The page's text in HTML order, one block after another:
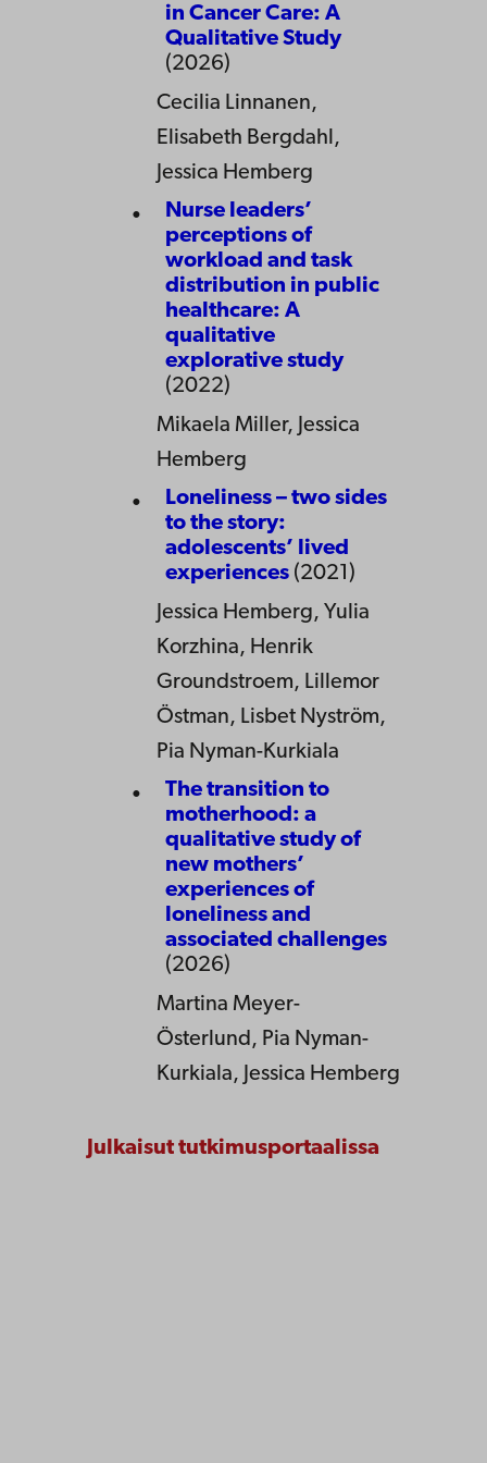
in Cancer Care: A
Qualitative Study
(2026)
Cecilia Linnanen,
Elisabeth Bergdahl,
Jessica Hemberg
Nurse leaders’
perceptions of
workload and task
distribution in public
healthcare: A
qualitative
explorative study
(2022)
Mikaela Miller, Jessica
Hemberg
Loneliness – two sides
to the story:
adolescents’ lived
experiences (2021)
Jessica Hemberg, Yulia
Korzhina, Henrik
Groundstroem, Lillemor
Östman, Lisbet Nyström,
Pia Nyman-Kurkiala
The transition to
motherhood: a
qualitative study of
new mothers’
experiences of
loneliness and
associated challenges
(2026)
Martina Meyer-
Österlund, Pia Nyman-
Kurkiala, Jessica Hemberg
Julkaisut tutkimusportaalissa